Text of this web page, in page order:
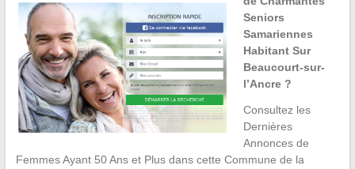
Seniors
Samariennes
Habitant Sur
Beaucourt-sur-
l’Ancre ?
Consultez les
Dernières
Annonces de
Femmes Ayant 50 Ans et Plus dans cette Commune de la